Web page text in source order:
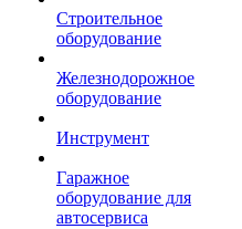
Строительное
оборудование
Железнодорожное
оборудование
Инструмент
Гаражное
оборудование для
автосервиса